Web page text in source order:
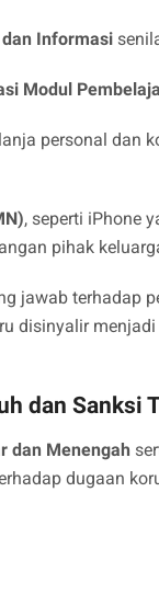
dan Informasi
Modul
personal dan
, seperti iPhone
pihak
jawab terhadap
disinyalir
dan Sanksi
dan Menengah
dugaan